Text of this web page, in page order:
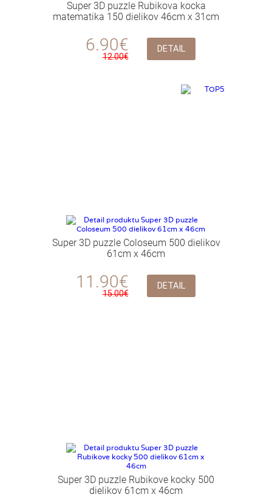
Super 3D puzzle Rubikova kocka
matematika 150 dielikov 46cm x 31cm
6.90€
12.00€
DETAIL
Super 3D puzzle Coloseum 500 dielikov
61cm x 46cm
11.90€
15.00€
DETAIL
Super 3D puzzle Rubikove kocky 500
dielikov 61cm x 46cm